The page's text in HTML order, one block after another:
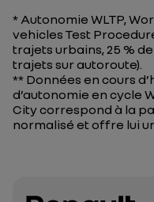
* Autonomie WLTP,
vehicles Test
trajets urbains, 25 %
trajets sur autoroute).
** Données en cours
d’autonomie en cycle
City correspond à la
normalisé et offre lui